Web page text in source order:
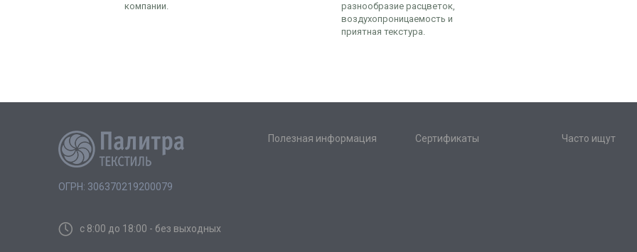
компании.
разнообразие расцветок,
воздухопроницаемость и
приятная текстура.
ОГРН: 306370219200079
с 8:00 до 18:00 - без выходных
Полезная информация Сертификаты Часто ищут